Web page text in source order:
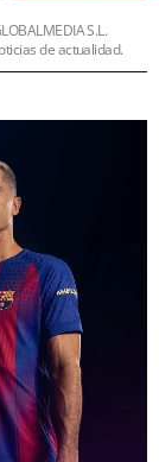
S.L.
de actualidad.